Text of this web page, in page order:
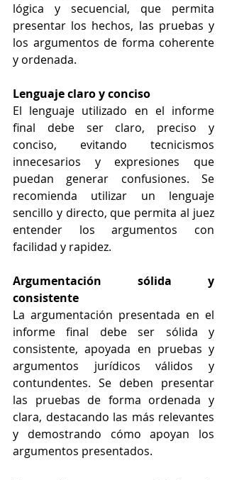
lógica y secuencial, que permita
presentar los hechos, las pruebas y
los argumentos de forma coherente
y ordenada.
Lenguaje claro y conciso
El lenguaje utilizado en el informe
final debe ser claro, preciso y
conciso, evitando tecnicismos
innecesarios y expresiones que
puedan generar confusiones. Se
recomienda utilizar un lenguaje
sencillo y directo, que permita al juez
entender los argumentos con
facilidad y rapidez.
Argumentación sólida y
consistente
La argumentación presentada en el
informe final debe ser sólida y
consistente, apoyada en pruebas y
argumentos jurídicos válidos y
contundentes. Se deben presentar
las pruebas de forma ordenada y
clara, destacando las más relevantes
y demostrando cómo apoyan los
argumentos presentados.